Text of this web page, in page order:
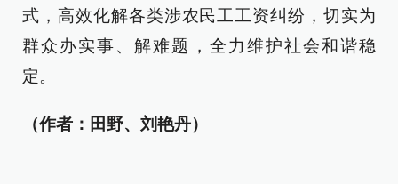
式，高效化解各类涉农民工工资纠纷，切实为
群众办实事、解难题，全力维护社会和谐稳
定。
（作者：田野、刘艳丹）